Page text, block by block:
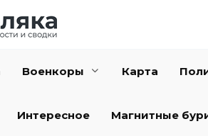
Военкоры Карта
Интересное Магнитные